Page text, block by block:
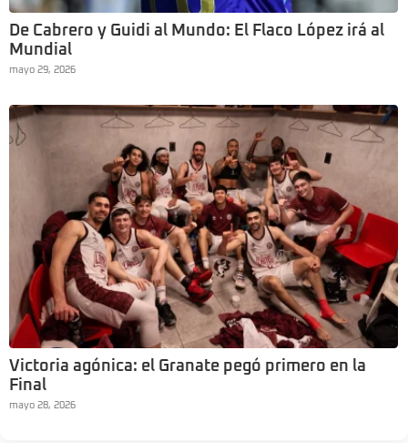
De Cabrero y Guidi al Mundo: El Flaco López irá al
Mundial
mayo 29, 2026
Victoria agónica: el Granate pegó primero en la
Final
mayo 28, 2026